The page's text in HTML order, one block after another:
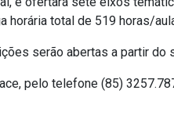
horária total de 519 horas/
serão abertas a partir do
pelo telefone (85)